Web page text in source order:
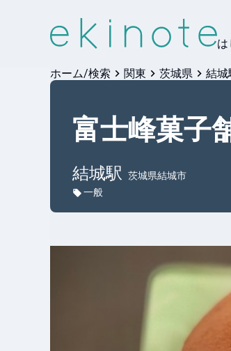
ホーム/検索 関東 茨城県 結城
富士峰菓子
結城駅
茨城県結城市
一般